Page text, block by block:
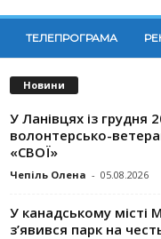
ТЕЛЕПРОГРАМА
Новини
У Ланівцях із грудня
волонтерсько-
«СВОЇ»
Чепіль Олена - 05.08.2026
У канадському місті
з’явився парк на